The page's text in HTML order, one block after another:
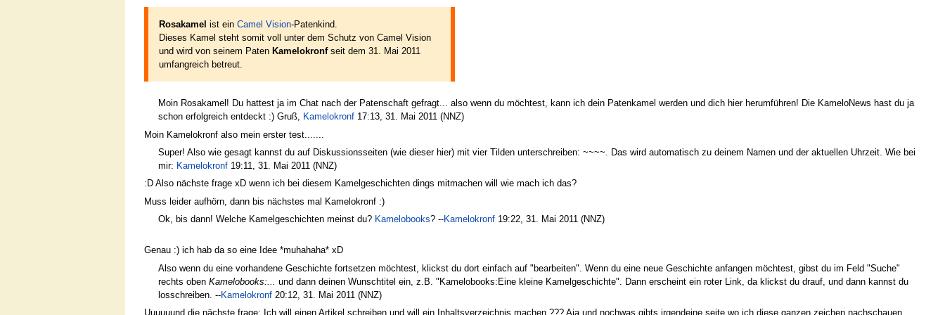
Rosakamel ist ein Camel Vision-Patenkind.
Dieses Kamel steht somit voll unter dem Schutz von Camel Vision
und wird von seinem Paten Kamelokronfseit dem 31. Mai 2011
umfangreich betreut.
Moin Rosakamel! Du hattest ja im Chat nach der Patenschaft gefragt... also wenn du möchtest, kann ich dein Patenkamel werden und dich hier herumführen! Die KameloNews hast du ja
schon erfolgreich entdeckt :) Gruß, Kamelokronf 17:13, 31. Mai 2011 (NNZ)
Moin Kamelokronf also mein erster test.......
Super! Also wie gesagt kannst du auf Diskussionsseiten (wie dieser hier) mit vier Tilden unterschreiben: ~~~~. Das wird automatisch zu deinem Namen und der aktuellen Uhrzeit. Wie bei
mir: Kamelokronf 19:11, 31. Mai 2011 (NNZ)
:D Also nächste frage xD wenn ich bei diesem Kamelgeschichten dings mitmachen will wie mach ich das?
Muss leider aufhörn, dann bis nächstes mal Kamelokronf :)
Ok, bis dann! Welche Kamelgeschichten meinst du? Kamelobooks? --Kamelokronf 19:22, 31. Mai 2011 (NNZ)
Genau :) ich hab da so eine Idee *muhahaha* xD
Also wenn du eine vorhandene Geschichte fortsetzen möchtest, klickst du dort einfach auf "bearbeiten". Wenn du eine neue Geschichte anfangen möchtest, gibst du im Feld "Suche"
rechts obenKamelobooks:...
und dann deinen Wunschtitel ein, z.B. "Kamelobooks:Eine kleine Kamelgeschichte". Dann erscheint ein roter Link, da klickst du drauf, und dann kannst du
losschreiben. --Kamelokronf 20:12, 31. Mai 2011 (NNZ)
Uuuuuund die nächste frage: Ich will einen Artikel schreiben und will ein Inhaltsverzeichnis machen ??? Aja und nochwas gibts irgendeine seite wo ich diese ganzen zeichen nachschauen